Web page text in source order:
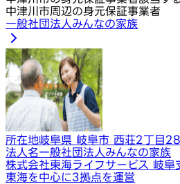
中津川市周辺の身元保証事業者
一般社団法人みんなの家族
所在地岐阜県 岐阜市 西荘2丁目
法人名一般社団法人みんなの家族
株式会社東海ライフサービス 岐阜
東海を中心に3拠点を運営